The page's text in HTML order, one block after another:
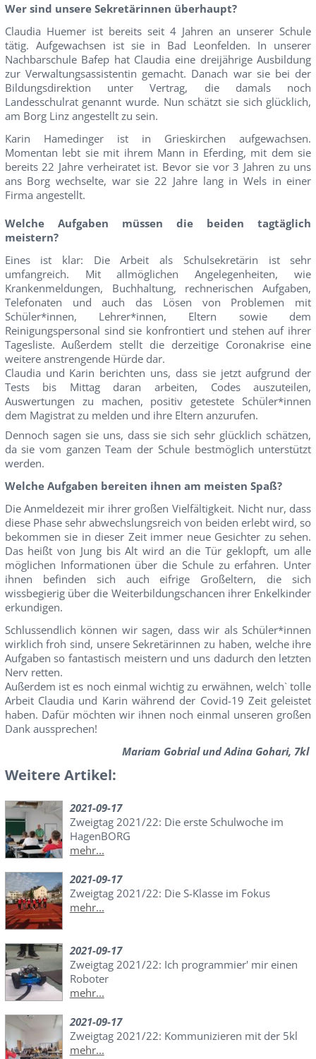
Wer sind unsere Sekretärinnen überhaupt?
Claudia Huemer ist bereits seit 4 Jahren an unserer Schule
tätig. Aufgewachsen ist sie in Bad Leonfelden. In unserer
Nachbarschule Bafep hat Claudia eine dreijährige Ausbildung
zur Verwaltungsassistentin gemacht. Danach war sie bei der
Bildungsdirektion unter Vertrag, die damals noch
Landesschulrat genannt wurde. Nun schätzt sie sich glücklich,
am Borg Linz angestellt zu sein.
Karin Hamedinger ist in Grieskirchen aufgewachsen.
Momentan lebt sie mit ihrem Mann in Eferding, mit dem sie
bereits 22 Jahre verheiratet ist. Bevor sie vor 3 Jahren zu uns
ans Borg wechselte, war sie 22 Jahre lang in Wels in einer
Firma angestellt.
Welche Aufgaben müssen die beiden tagtäglich
meistern?
Eines ist klar: Die Arbeit als Schulsekretärin ist sehr
umfangreich. Mit allmöglichen Angelegenheiten, wie
Krankenmeldungen, Buchhaltung, rechnerischen Aufgaben,
Telefonaten und auch das Lösen von Problemen mit
Schüler*innen, Lehrer*innen, Eltern sowie dem
Reinigungspersonal sind sie konfrontiert und stehen auf ihrer
Tagesliste. Außerdem stellt die derzeitige Coronakrise eine
weitere anstrengende Hürde dar.
Claudia und Karin berichten uns, dass sie jetzt aufgrund der
Tests bis Mittag daran arbeiten, Codes auszuteilen,
Auswertungen zu machen, positiv getestete Schüler*innen
dem Magistrat zu melden und ihre Eltern anzurufen.
Dennoch sagen sie uns, dass sie sich sehr glücklich schätzen,
da sie vom ganzen Team der Schule bestmöglich unterstützt
werden.
Welche Aufgaben bereiten ihnen am meisten Spaß?
Die Anmeldezeit mir ihrer großen Vielfältigkeit. Nicht nur, dass
diese Phase sehr abwechslungsreich von beiden erlebt wird, so
bekommen sie in dieser Zeit immer neue Gesichter zu sehen.
Das heißt von Jung bis Alt wird an die Tür geklopft, um alle
möglichen Informationen über die Schule zu erfahren. Unter
ihnen befinden sich auch eifrige Großeltern, die sich
wissbegierig über die Weiterbildungschancen ihrer Enkelkinder
erkundigen.
Schlussendlich können wir sagen, dass wir als Schüler*innen
wirklich froh sind, unsere Sekretärinnen zu haben, welche ihre
Aufgaben so fantastisch meistern und uns dadurch den letzten
Nerv retten.
Außerdem ist es noch einmal wichtig zu erwähnen, welch` tolle
Arbeit Claudia und Karin während der Covid-19 Zeit geleistet
haben. Dafür möchten wir ihnen noch einmal unseren großen
Dank aussprechen!
Mariam Gobrial und Adina Gohari, 7kl
Weitere Artikel:
2021-09-17
Zweigtag 2021/22: Die erste Schulwoche im
HagenBORG
mehr...
2021-09-17
Zweigtag 2021/22: Die S-Klasse im Fokus
mehr...
2021-09-17
Zweigtag 2021/22: Ich programmier' mir einen
Roboter
mehr...
2021-09-17
Zweigtag 2021/22: Kommunizieren mit der 5kl
mehr...